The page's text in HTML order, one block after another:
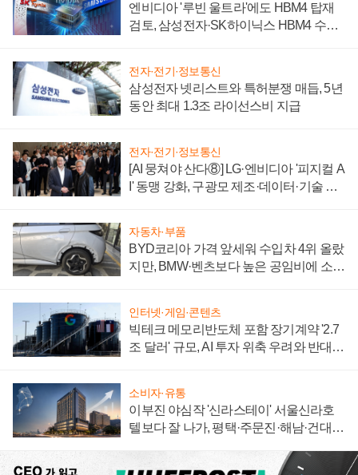
엔비디아 '루빈 울트라'에도 HBM4 탑재
검토, 삼성전자·SK하이닉스 HBM4 수율
전자·전기·정보통신
삼성전자 넷리스트와 특허분쟁 매듭, 5년
동안 최대 1.3조 라이선스비 지급
전자·전기·정보통신
[AI 뭉쳐야 산다⑧] LG·엔비디아 '피지컬 A
I' 동맹 강화, 구광모 제조·데이터·기술 결
자동차·부품
BYD코리아 가격 앞세워 수입차 4위 올랐
지만, BMW·벤츠보다 높은 공임비에 소비
인터넷·게임·콘텐츠
빅테크 메모리반도체 포함 장기계약 '2.7
조 달러' 규모, AI 투자 위축 우려와 반대
소비자·유통
이부진 야심작 '신라스테이' 서울신라호
텔보다 잘 나가, 평택·주문진·해남·건대로